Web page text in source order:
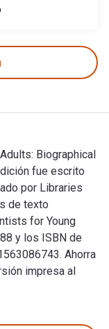
Biographical
fue escrito
por Libraries
de texto
for Young
y los ISBN de
Ahorra
impresa al